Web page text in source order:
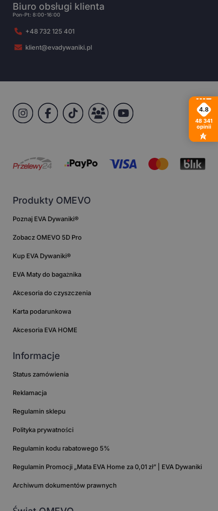
Biuro obsługi klienta
Pon-Pt: 8:00-16:00
+48 732 125 401
klient@evadywaniki.pl
Produkty OMEVO
Poznaj EVA Dywaniki®
Zobacz OMEVO 5D Pro
Kup EVA Dywaniki®
EVA Maty do bagażnika
Akcesoria do czyszczenia
Karta podarunkowa
Akcesoria EVA HOME
Informacje
Status zamówienia
Reklamacja
Regulamin sklepu
Polityka prywatności
Regulamin kodu rabatowego 5%
Regulamin Promocji „Mata EVA Home za 0,01 zł” | EVA Dywaniki
Archiwum dokumentów prawnych
4.8
48 341
opinii